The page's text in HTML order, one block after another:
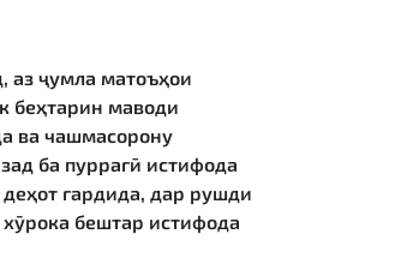
аз ҷумла матоъҳои
беҳтарин маводи
ва чашмасорону
ба пуррагӣ истифода
гардида, дар рушди
бештар истифода